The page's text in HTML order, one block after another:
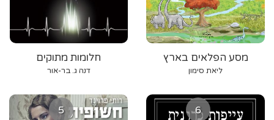
חלומות מתוקים
דנה ג. בר-אור
מסע הפלאים בארץ
הדרקוזאורים
ליאת סימון
5 6